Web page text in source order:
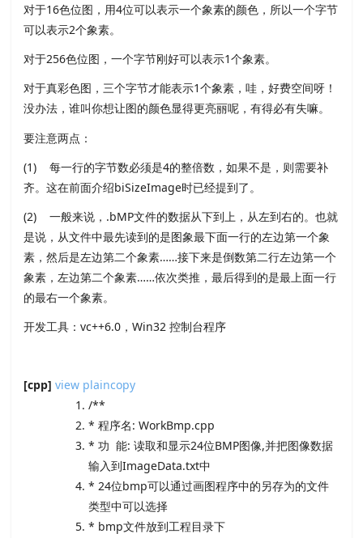
对于16色位图，用4位可以表示一个象素的颜色，所以一个字节
可以表示2个象素。
对于256色位图，一个字节刚好可以表示1个象素。
对于真彩色图，三个字节才能表示1个象素，哇，好费空间呀！
没办法，谁叫你想让图的颜色显得更亮丽呢，有得必有失嘛。
要注意两点：
(1) 每一行的字节数必须是4的整倍数，如果不是，则需要补
齐。这在前面介绍biSizeImage时已经提到了。
(2) 一般来说，.bMP文件的数据从下到上，从左到右的。也就
是说，从文件中最先读到的是图象最下面一行的左边第一个象
素，然后是左边第二个象素……接下来是倒数第二行左边第一个
象素，左边第二个象素……依次类推，最后得到的是最上面一行
的最右一个象素。
开发工具：vc++6.0，Win32 控制台程序
[cpp] view plaincopy
/**
* 程序名: WorkBmp.cpp
* 功 能: 读取和显示24位BMP图像,并把图像数据
输入到ImageData.txt中
* 24位bmp可以通过画图程序中的另存为的文件
类型中可以选择
* bmp文件放到工程目录下